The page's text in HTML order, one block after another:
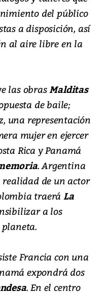
del público
a disposición, así
al aire libre en la
las obras Malditas
de baile;
una representación
mujer en ejercer
Rica y Panamá
. Argentina
realidad de un actor
traerá La
a los
Francia con una
expondrá dos
. En el centro